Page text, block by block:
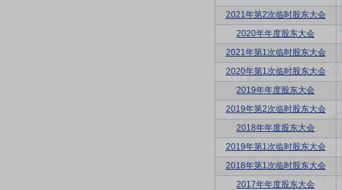
2021年第2次临时股东大会
2020年年度股东大会
2021年第1次临时股东大会
2020年第1次临时股东大会
2019年年度股东大会
2019年第2次临时股东大会
2018年年度股东大会
2019年第1次临时股东大会
2018年第1次临时股东大会
2017年年度股东大会